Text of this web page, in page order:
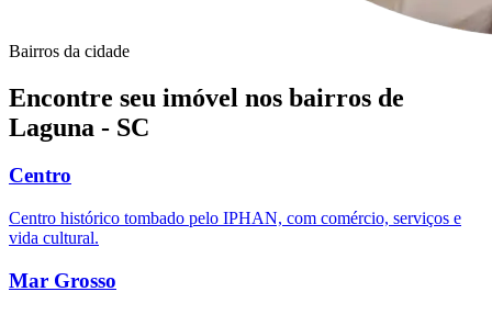
Bairros da cidade
Encontre seu imóvel nos bairros de
Laguna - SC
Centro
Centro histórico tombado pelo IPHAN, com comércio, serviços e
vida cultural.
Mar Grosso